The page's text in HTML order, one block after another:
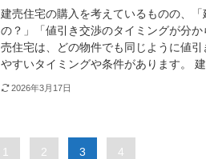
建売住宅の購入を考えているものの、
の？」「値引き交渉のタイミングが分
売住宅は、どの物件でも同じように値
やすいタイミングや条件があります。
2026年3月17日
1 2 3 4